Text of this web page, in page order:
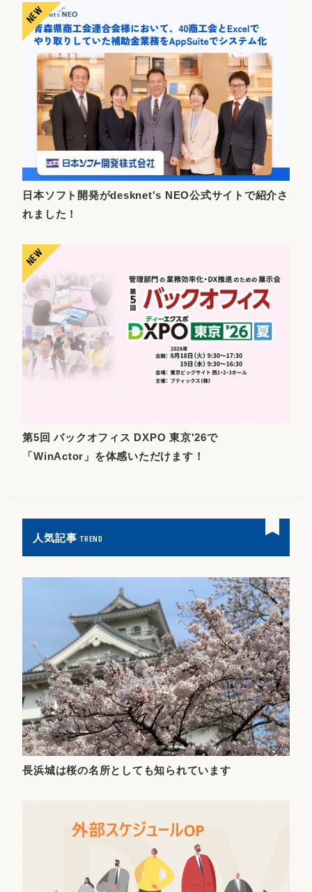
日本ソフト開発がdesknet's NEO公式サイトで紹介さ
れました！
第5回 バックオフィス DXPO 東京'26で
「WinActor」を体感いただけます！
人気記事TREND
長浜城は桜の名所としても知られています